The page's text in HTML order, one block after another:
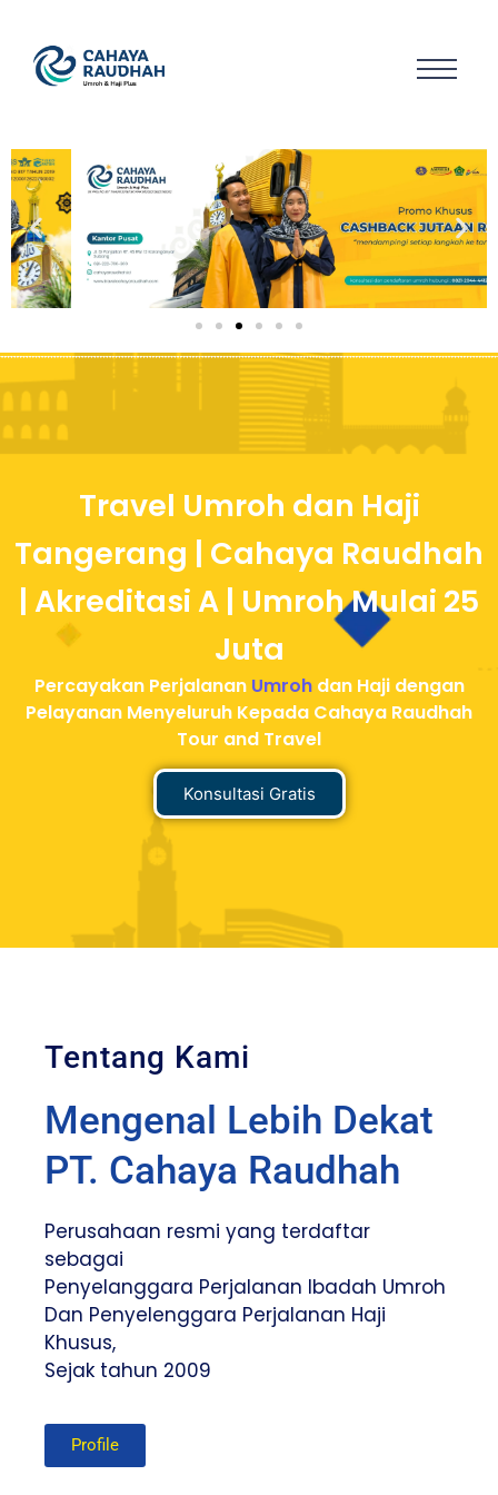
Travel Umroh dan Haji
Tangerang | Cahaya Raudhah
| Akreditasi A | Umroh Mulai 25
Juta
Percayakan Perjalanan Umrohdan Haji dengan
Pelayanan Menyeluruh Kepada Cahaya Raudhah
Tour and Travel
Konsultasi Gratis
Tentang Kami
Mengenal Lebih Dekat
PT. Cahaya Raudhah
Perusahaan resmi yang terdaftar
sebagai
Penyelanggara Perjalanan Ibadah Umroh
Dan Penyelenggara Perjalanan Haji
Khusus,
Sejak tahun 2009
Profile